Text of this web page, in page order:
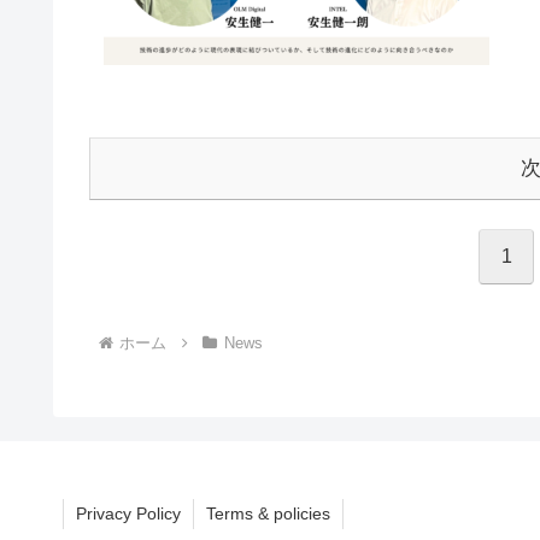
1
ホーム News
Privacy Policy Terms & policies